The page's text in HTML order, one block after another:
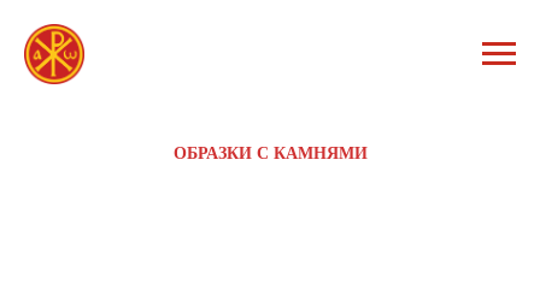
ОБРАЗКИ С КАМНЯМИ